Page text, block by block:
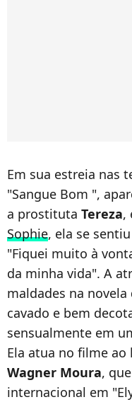
Em sua estreia nas
"Sangue Bom ",
a prostituta Tereza,
Sophie, ela se
"Fiquei muito à
da minha vida". A
maldades na
cavado e bem
sensualmente em
Ela atua no filme ao
Wagner Moura,
internacional em